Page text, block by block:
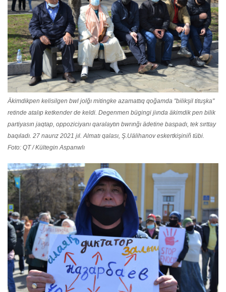
Äkimdikpen kelisilgen bwl jolğı mitingke azamattıq qoğamda "bilikşil tituşka"
retinde atalıp ketkender de keldi. Degenmen bügingi jiında äkimdik pen bilik
partiyasın jaqtap, oppoziciyanı qaralaytın bwrınğı ädetine baspadı, tek sırttay
baqıladı. 27 naurız 2021 jıl. Almatı qalası, Ş.Uälihanov eskertkişiniñ tübi.
Foto: QT / Kültegin Aspanwlı